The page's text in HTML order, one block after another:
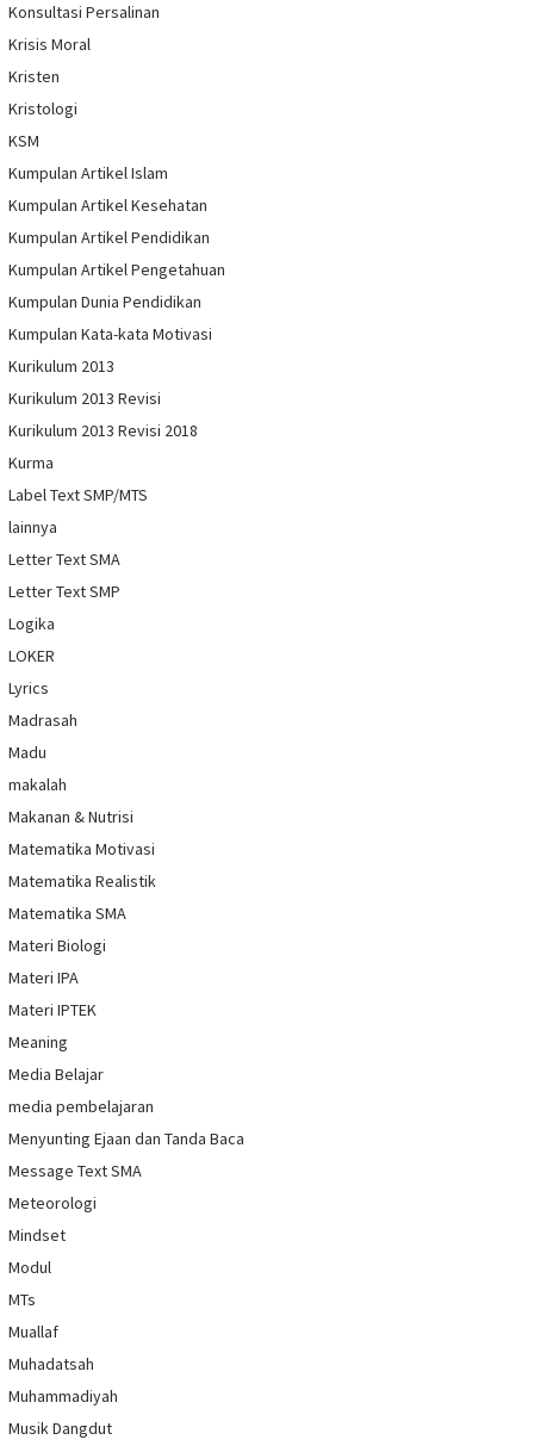
Konsultasi Persalinan
Krisis Moral
Kristen
Kristologi
KSM
Kumpulan Artikel Islam
Kumpulan Artikel Kesehatan
Kumpulan Artikel Pendidikan
Kumpulan Artikel Pengetahuan
Kumpulan Dunia Pendidikan
Kumpulan Kata-kata Motivasi
Kurikulum 2013
Kurikulum 2013 Revisi
Kurikulum 2013 Revisi 2018
Kurma
Label Text SMP/MTS
lainnya
Letter Text SMA
Letter Text SMP
Logika
LOKER
Lyrics
Madrasah
Madu
makalah
Makanan & Nutrisi
Matematika Motivasi
Matematika Realistik
Matematika SMA
Materi Biologi
Materi IPA
Materi IPTEK
Meaning
Media Belajar
media pembelajaran
Menyunting Ejaan dan Tanda Baca
Message Text SMA
Meteorologi
Mindset
Modul
MTs
Muallaf
Muhadatsah
Muhammadiyah
Musik Dangdut